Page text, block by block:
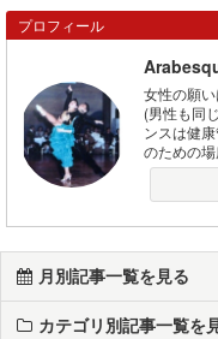
プロフィール
女性の願
(男性も同
ンスは健
のための場
月別記事一覧を見る
カテゴリ別記事一覧を